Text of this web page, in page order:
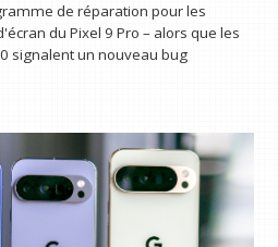
de réparation pour les
du Pixel 9 Pro – alors que les
signalent un nouveau bug